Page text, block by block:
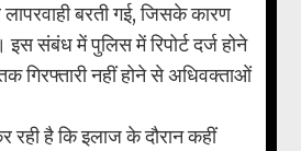
लापरवाही बरती गई, जिसके कारण
इस संबंध में पुलिस में रिपोर्ट दर्ज होने
गिरफ्तारी नहीं होने से अधिवक्ताओं
है कि इलाज के दौरान कहीं